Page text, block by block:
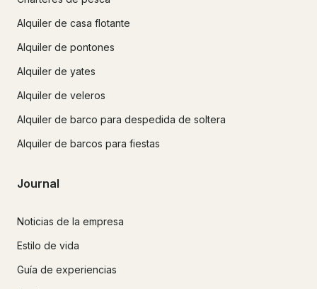
Alquiler de casa flotante
Alquiler de pontones
Alquiler de yates
Alquiler de veleros
Alquiler de barco para despedida de soltera
Alquiler de barcos para fiestas
Journal
Noticias de la empresa
Estilo de vida
Guía de experiencias